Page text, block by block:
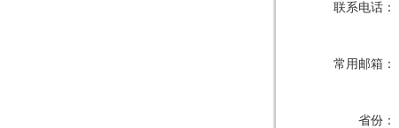
联系电话：
常用邮箱：
省份：